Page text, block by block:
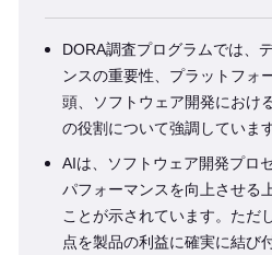
DORA調査プログラムでは、
ンスの重要性、プラットフォ
頭、ソフトウェア開発におけ
の役割について強調しています
AIは、ソフトウェア開発プロ
パフォーマンスを向上させる
ことが示されています。ただ
点を製品の利益に確実に結び